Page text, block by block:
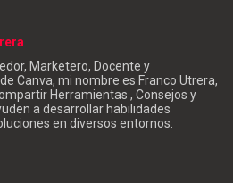
Marketero, Docente y
Canva, mi nombre es Franco Utrera,
Herramientas , Consejos y
a desarrollar habilidades
en diversos entornos.